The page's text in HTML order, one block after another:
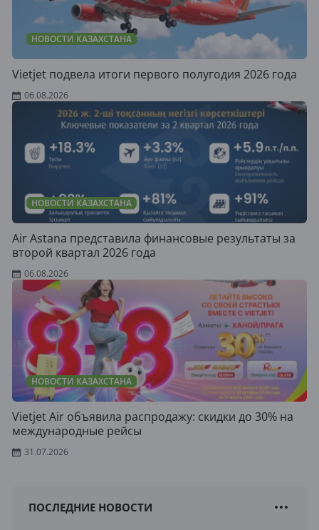
НОВОСТИ КАЗАХСТАНА
Vietjet подвела итоги первого полугодия 2026 года
06.08.2026
НОВОСТИ КАЗАХСТАНА
Air Astana представила финансовые результаты за
второй квартал 2026 года
06.08.2026
НОВОСТИ КАЗАХСТАНА
Vietjet Air объявила распродажу: скидки до 30% на
международные рейсы
31.07.2026
ПОСЛЕДНИЕ НОВОСТИ